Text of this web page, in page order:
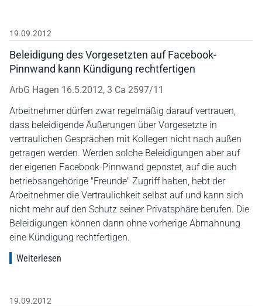
19.09.2012
Beleidigung des Vorgesetzten auf Facebook-
Pinnwand kann Kündigung rechtfertigen
ArbG Hagen 16.5.2012, 3 Ca 2597/11
Arbeitnehmer dürfen zwar regelmäßig darauf vertrauen,
dass beleidigende Äußerungen über Vorgesetzte in
vertraulichen Gesprächen mit Kollegen nicht nach außen
getragen werden. Werden solche Beleidigungen aber auf
der eigenen Facebook-Pinnwand gepostet, auf die auch
betriebsangehörige "Freunde" Zugriff haben, hebt der
Arbeitnehmer die Vertraulichkeit selbst auf und kann sich
nicht mehr auf den Schutz seiner Privatsphäre berufen. Die
Beleidigungen können dann ohne vorherige Abmahnung
eine Kündigung rechtfertigen.
Weiterlesen
19.09.2012